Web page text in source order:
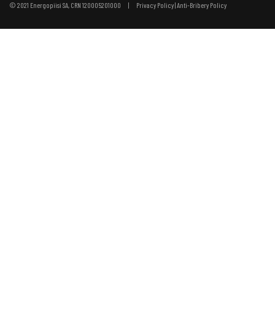
© 2021 Energopiisi SA, CRN 120005201000 | Privacy Policy|Anti-Bribery Policy